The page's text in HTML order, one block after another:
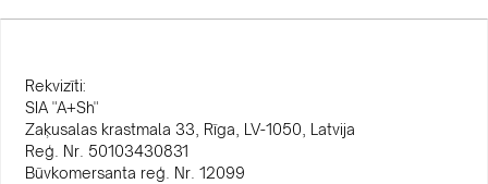
Rekvizīti:
SIA "A+Sh"
Zaķusalas krastmala 33, Rīga, LV-1050, Latvija
Reģ. Nr. 50103430831
Būvkomersanta reģ. Nr. 12099